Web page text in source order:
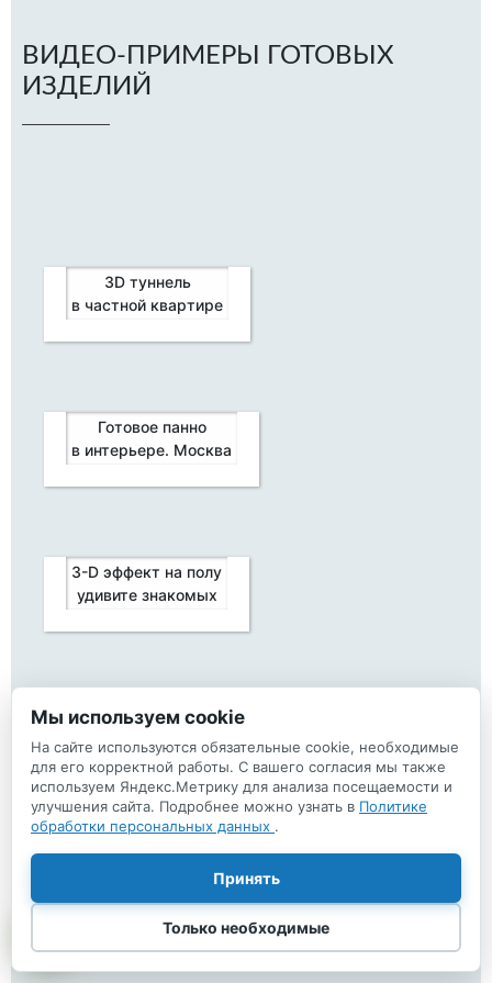
ВИДЕО-ПРИМЕРЫ ГОТОВЫХ
ИЗДЕЛИЙ
3D туннель
в частной квартире
Готовое панно
в интерьере. Москва
3-D эффект на полу
удивите знакомых
Как монтируют козырек
из закаленного стекла
с подсветкой на кухне
↑
Мы используем cookie
На сайте используются обязательные cookie, необходимые
для его корректной работы. С вашего согласия мы также
используем Яндекс.Метрику для анализа посещаемости и
улучшения сайта. Подробнее можно узнать в Политике
обработки персональных данных .
Только необходимые
Принять